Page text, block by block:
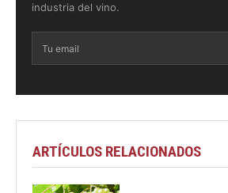
industria del vino.
ARTÍCULOS RELACIONADOS